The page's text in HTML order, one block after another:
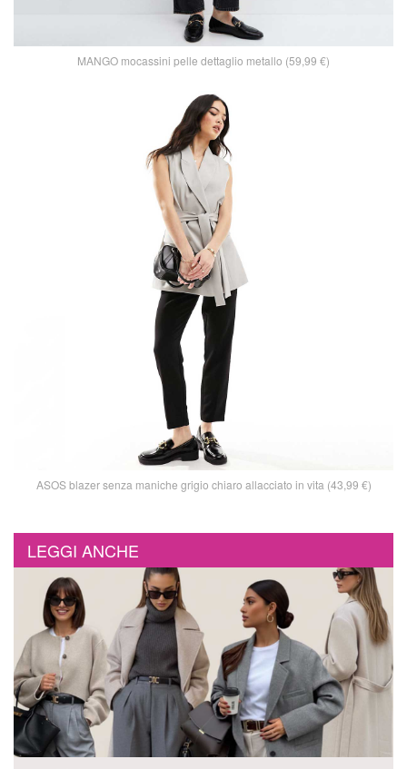
MANGO mocassini pelle dettaglio metallo (59,99 €)
ASOS blazer senza maniche grigio chiaro allacciato in vita (43,99 €)
LEGGI ANCHE